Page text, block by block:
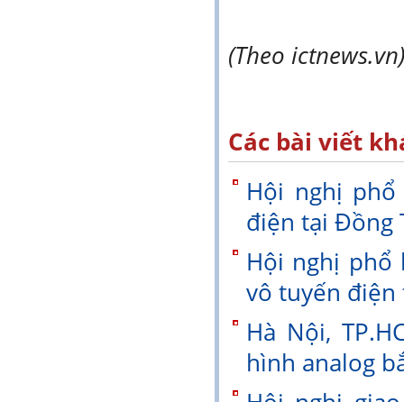
(Theo ictnews.vn)
Các bài viết
Hội nghị
điện tại Đồng
Hội nghị phổ
vô tuyến điện
Hà Nội,
hình analog